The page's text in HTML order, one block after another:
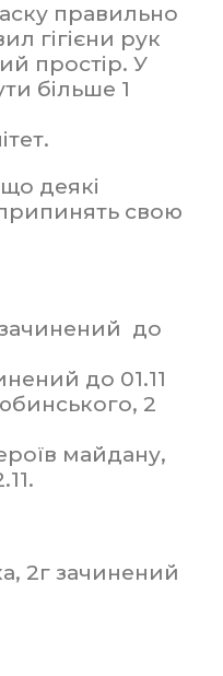
правильно
гігієни рук
простір. У
більше 1
деякі
свою
до
до 01.11
2
майдану,
2г зачинений